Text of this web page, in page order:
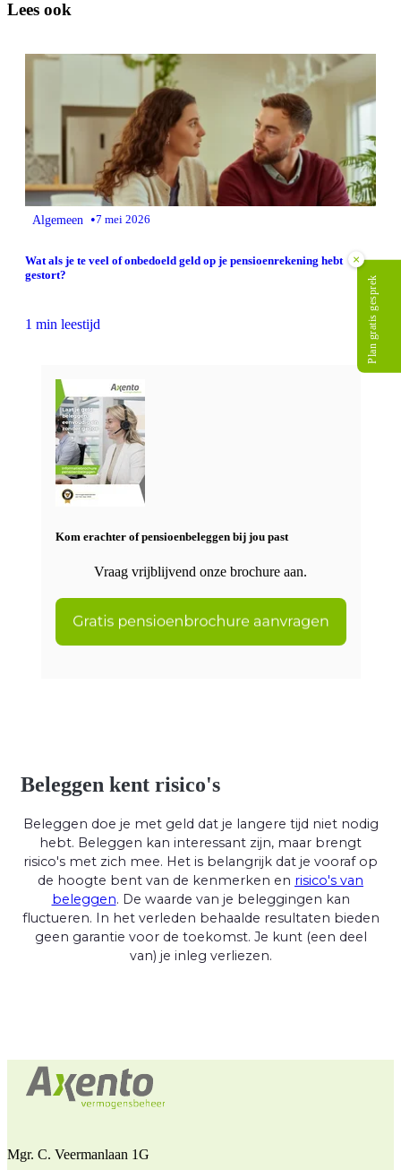
Lees ook
Algemeen •7 mei 2026
Wat als je te veel of onbedoeld geld op je pensioenrekening hebt
gestort?
1 min leestijd
Kom erachter of pensioenbeleggen bij jou past
Vraag vrijblijvend onze brochure aan.
Beleggen kent risico's
Beleggen doe je met geld dat je langere tijd niet nodig
hebt. Beleggen kan interessant zijn, maar brengt
risico's met zich mee. Het is belangrijk dat je vooraf op
de hoogte bent van de kenmerken en risico's van
beleggen. De waarde van je beleggingen kan
fluctueren. In het verleden behaalde resultaten bieden
geen garantie voor de toekomst. Je kunt (een deel
van) je inleg verliezen.
Mgr. C. Veermanlaan 1G
×
Plan gratis gesprek